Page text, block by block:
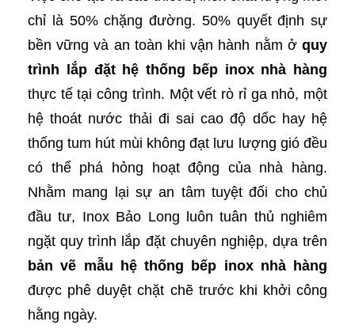
chỉ là 50% chặng đường. 50% quyết định sự
bền vững và an toàn khi vận hành nằm ở quy
trình lắp đặt hệ thống bếp inox nhà hàng
thực tế tại công trình. Một vết rò rỉ ga nhỏ, một
hệ thoát nước thải đi sai cao độ dốc hay hệ
thống tum hút mùi không đạt lưu lượng gió đều
có thể phá hỏng hoạt động của nhà hàng.
Nhằm mang lại sự an tâm tuyệt đối cho chủ
đầu tư, Inox Bảo Long luôn tuân thủ nghiêm
ngặt quy trình lắp đặt chuyên nghiệp, dựa trên
bản vẽ mẫu hệ thống bếp inox nhà hàng
được phê duyệt chặt chẽ trước khi khởi công
hằng ngày.